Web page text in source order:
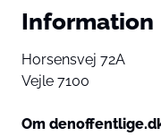
Information
Horsensvej 72A
Vejle 7100
Om